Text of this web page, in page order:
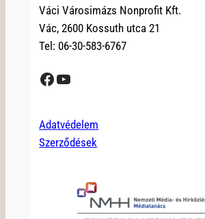
Váci Városimázs Nonprofit Kft.
Vác, 2600 Kossuth utca 21
Tel: 06-30-583-6767
Facebook YouTube
Adatvédelem
Szerződések